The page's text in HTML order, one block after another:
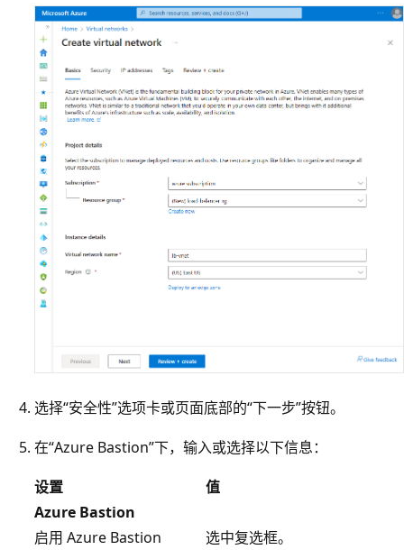
选择“安全性”选项卡或页面底部的“下一步”按钮。
在“Azure Bastion”下，输入或选择以下信息：
设置
值
Azure Bastion
启用 Azure Bastion
选中复选框。